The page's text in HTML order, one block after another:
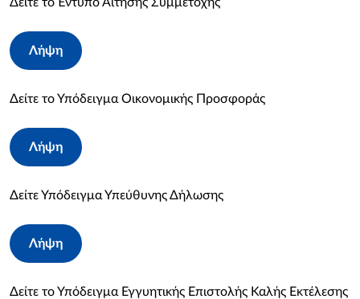
Λήψη
Δείτε το Υπόδειγμα Οικονομικής Προσφοράς
Λήψη
Δείτε Υπόδειγμα Υπεύθυνης Δήλωσης
Λήψη
Δείτε το Υπόδειγμα Εγγυητικής Επιστολής Καλής Εκτέλεσης